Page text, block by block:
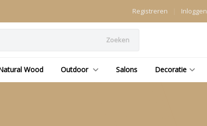
Inloggen
Registreren
Zoeken
Wood Outdoor Salons Decoratie